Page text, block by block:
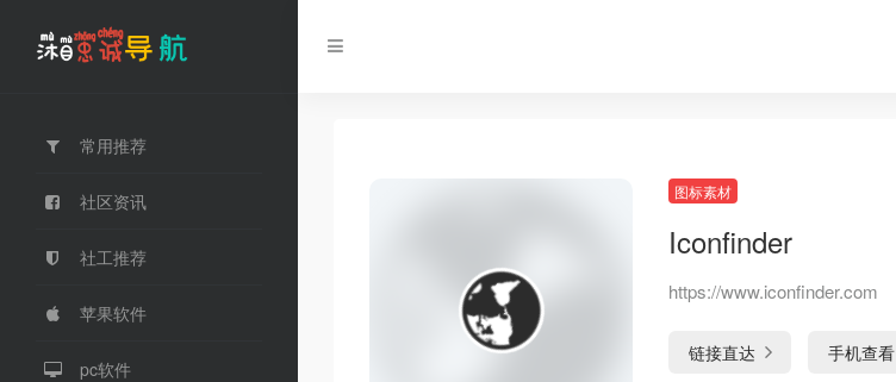
常用推荐
社区资讯
社工推荐
苹果软件
pc软件
图标素材
Iconfinder
https://www.iconfinder.com
链接直达 手机查看